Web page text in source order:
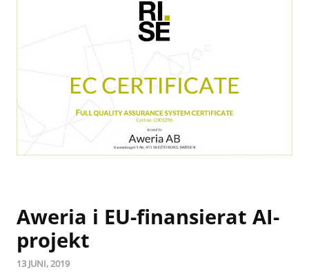
Aweria i EU-finansierat AI-
projekt
13 JUNI, 2019